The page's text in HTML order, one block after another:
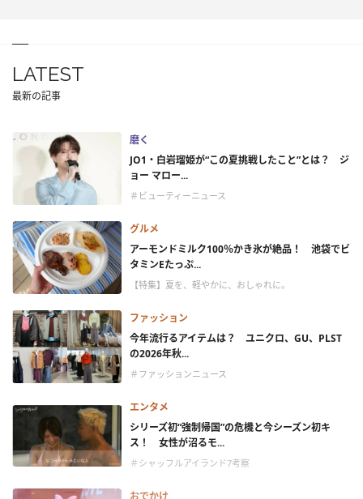
LATEST
最新の記事
磨く
JO1・白岩瑠姫が“この夏挑戦したこと”とは？ ジ
ョー マロー...
＃ビューティーニュース
グルメ
アーモンドミルク100％かき氷が絶品！ 池袋でビ
タミンEたっぷ...
【特集】夏を、軽やかに、おしゃれに。
ファッション
今年流行るアイテムは？ ユニクロ、GU、PLST
の2026年秋...
＃ファッションニュース
エンタメ
シリーズ初“強制帰国”の危機と今シーズン初キ
ス！ 女性が沼るモ...
＃シャッフルアイランド7考察